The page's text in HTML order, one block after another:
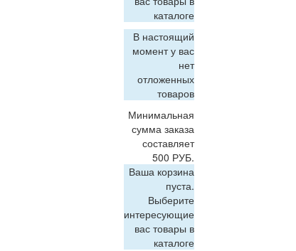
каталоге
В настоящий
момент у вас
нет
отложенных
товаров
Минимальная
сумма заказа
составляет
500 РУБ.
Ваша корзина
пуста.
Выберите
интересующие
вас товары в
каталоге